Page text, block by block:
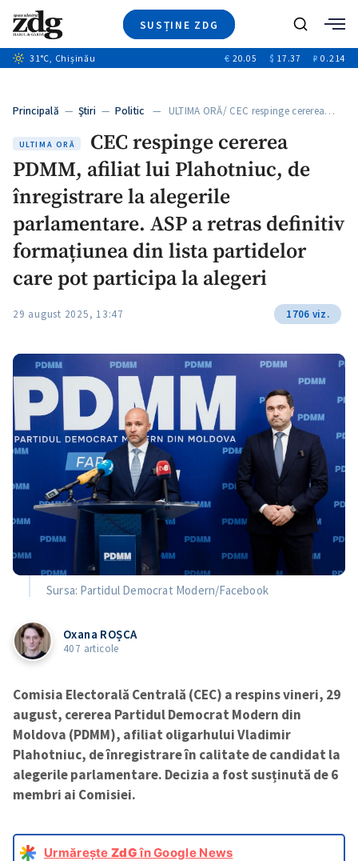
SUSȚINE ZDG
Ştiri
+12
Video
Special
Blog
Caută
31°C, Chișinău € 20.05 $ 17.37 ₽ 0.214
Principală — Ştiri — Politic — ULTIMA ORĂ/ CEC respinge cererea…
ULTIMA ORĂ
CEC respinge cererea
PDMM, afiliat lui Plahotniuc, de
înregistrare la alegerile
parlamentare. ASP a retras definitiv
formațiunea din lista partidelor
care pot participa la alegeri
29 august 2025, 13:47 1706 viz.
Sursa: Partidul Democrat Modern/Facebook
Oxana ROȘCA
407 articole
Comisia Electorală Centrală (CEC) a respins vineri, 29
august, cererea Partidul Democrat Modern din
Moldova (PDMM), afiliat oligarhului Vladimir
Plahotniuc, de înregistrare în calitate de candidat la
alegerile parlamentare. Decizia a fost susținută de 6
membri ai Comisiei.
Urmărește ZdGîn Google News